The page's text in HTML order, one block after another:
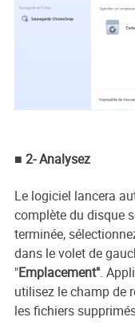
■ 2- Analysez
Le logiciel lancera
complète du disque
terminée,
dans le volet de
"Emplacement".
utilisez le champ de
les fichiers